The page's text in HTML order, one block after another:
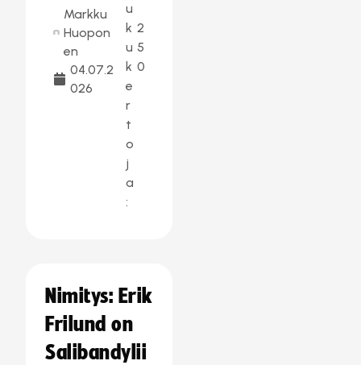
Markku
Huopon
en
04.07.2
026
u
k
u
k
e
r
t
o
j
a
:
2
5
0
Nimitys: Erik
Frilund on
Salibandylii